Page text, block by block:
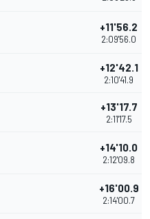
+11'56.2
2:09'56.0
+12'42.1
2:10'41.9
+13'17.7
2:11'17.5
+14'10.0
2:12'09.8
+16'00.9
2:14'00.7